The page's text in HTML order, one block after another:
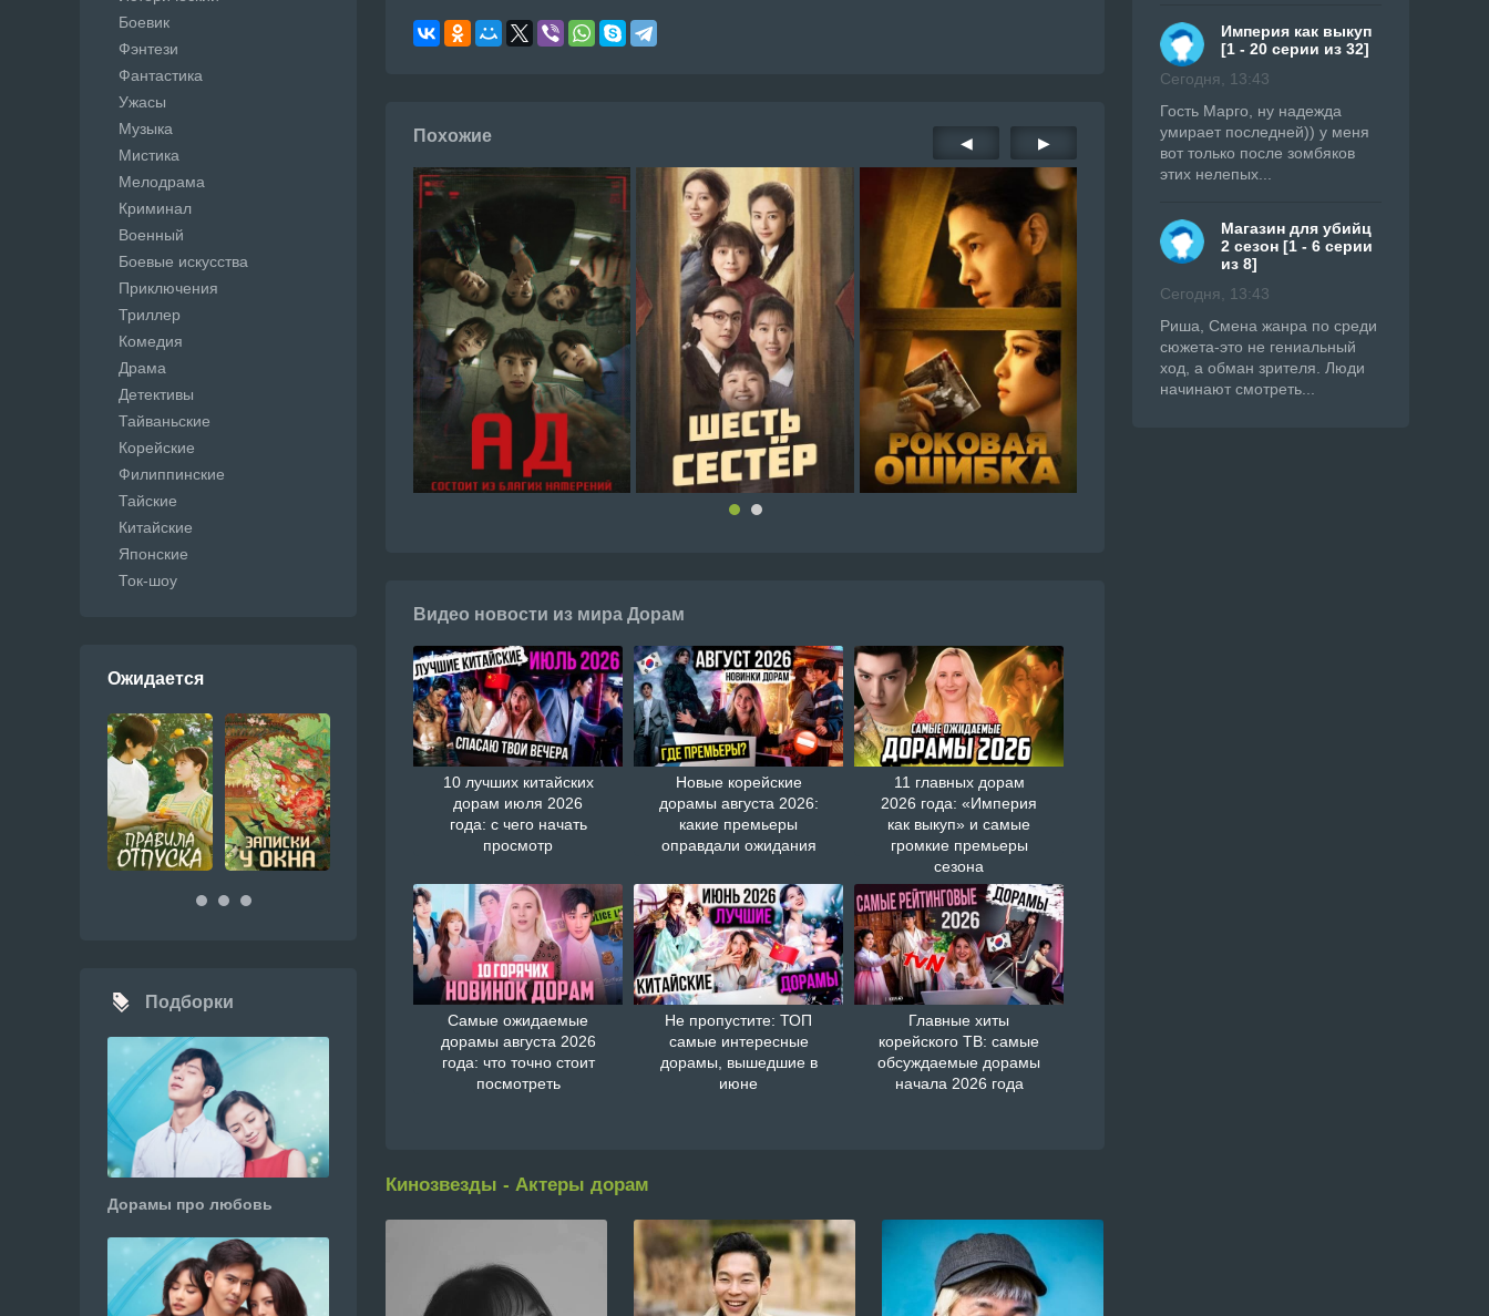
Похожие ◀ ▶
Видео новости из мира Дорам
10 лучших китайских
дорам июля 2026
года: с чего начать
просмотр
Новые корейские
дорамы августа 2026:
какие премьеры
оправдали ожидания
11 главных дорам
2026 года: «Империя
как выкуп» и самые
громкие премьеры
сезона
Самые ожидаемые
дорамы августа 2026
года: что точно стоит
посмотреть
Не пропустите: ТОП
самые интересные
дорамы, вышедшие в
июне
Главные хиты
корейского ТВ: самые
обсуждаемые дорамы
начала 2026 года
Кинозвезды - Актеры дорам
Боевик
Фэнтези
Фантастика
Ужасы
Музыка
Мистика
Мелодрама
Криминал
Военный
Боевые искусства
Приключения
Триллер
Комедия
Драма
Детективы
Тайваньские
Корейские
Филиппинские
Тайские
Китайские
Японские
Ток-шоу
Ожидается
Подборки
Дорамы про любовь
Империя как выкуп
[1 - 20 серии из 32]
Сегодня, 13:43
Гость Марго, ну надежда
умирает последней)) у меня
вот только после зомбяков
этих нелепых...
Магазин для убийц
2 сезон [1 - 6 серии
из 8]
Сегодня, 13:43
Риша, Смена жанра по среди
сюжета-это не гениальный
ход, а обман зрителя. Люди
начинают смотреть...